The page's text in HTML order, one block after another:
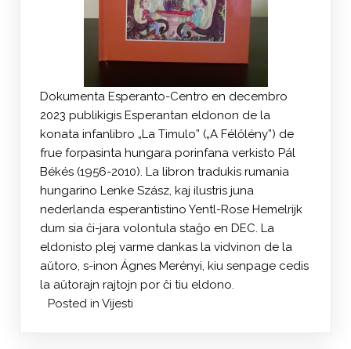
Dokumenta Esperanto-Centro en decembro
2023 publikigis Esperantan eldonon de la
konata infanlibro „La Timulo” („A Félőlény”) de
frue forpasinta hungara porinfana verkisto Pál
Békés (1956-2010). La libron tradukis rumania
hungarino Lenke Szász, kaj ilustris juna
nederlanda esperantistino Yentl-Rose Hemelrijk
dum sia ĉi-jara volontula staĝo en DEC. La
eldonisto plej varme dankas la vidvinon de la
aŭtoro, s-inon Ágnes Merényi, kiu senpage cedis
la aŭtorajn rajtojn por ĉi tiu eldono.
Posted in Vijesti